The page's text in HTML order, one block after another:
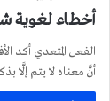
أخطاء لغوية
الفعل المتعدي أكد
أنَّ معناه لا يتم إلَّا